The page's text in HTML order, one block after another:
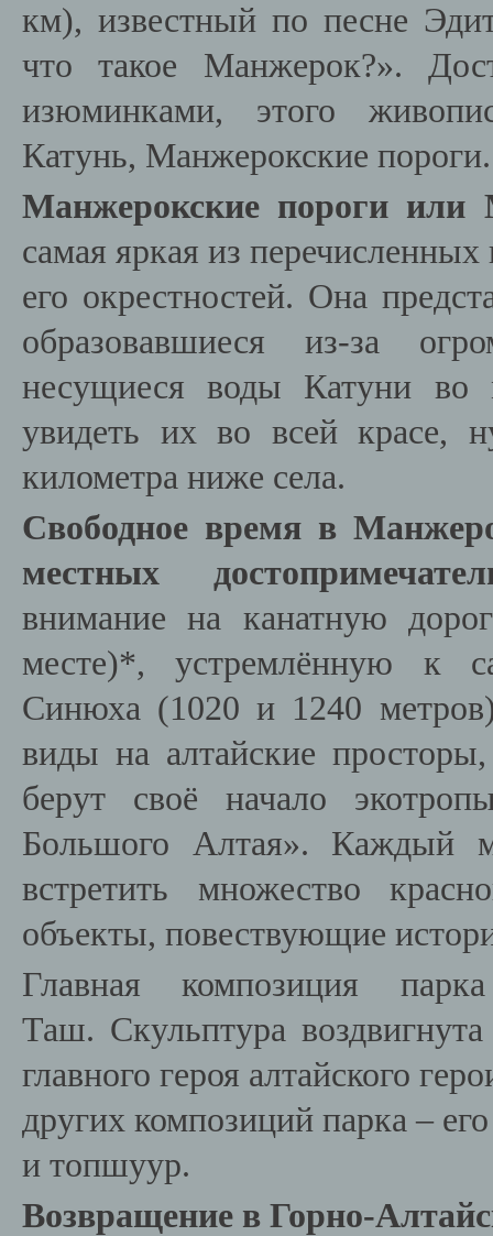
км), известный по песне
что такое Манжерок?».
изюминками, этого
Катунь, Манжерокские
Манжерокские пороги или
самая яркая из
его окрестностей. Она
образовавшиеся из-за
несущиеся воды Катуни во
увидеть их во всей красе,
километра ниже села.
Свободное время в
местных
внимание на канатную
месте)*, устремлённую к
Синюха (1020 и 1240
виды на алтайские
берут своё начало
Большого Алтая». Каждый
встретить множество
объекты, повествующие
Главная композиция
Таш. Скульптура
главного героя алтайского
других композиций парка –
и топшуур.
Возвращение в Горно-